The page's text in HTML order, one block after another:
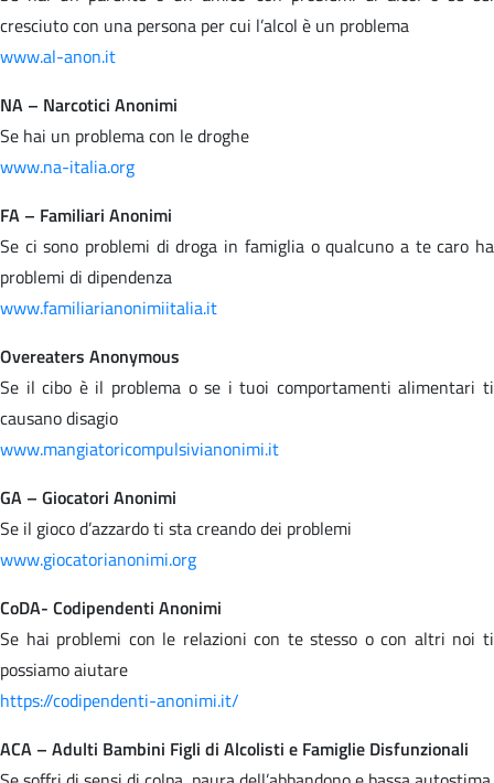
cresciuto con una persona per cui l’alcol è un problema
www.al-anon.it
NA – Narcotici Anonimi
Se hai un problema con le droghe
www.na-italia.org
FA – Familiari Anonimi
Se ci sono problemi di droga in famiglia o qualcuno a te caro ha
problemi di dipendenza
www.familiarianonimiitalia.it
Overeaters Anonymous
Se il cibo è il problema o se i tuoi comportamenti alimentari ti
causano disagio
www.mangiatoricompulsivianonimi.it
GA – Giocatori Anonimi
Se il gioco d’azzardo ti sta creando dei problemi
www.giocatorianonimi.org
CoDA- Codipendenti Anonimi
Se hai problemi con le relazioni con te stesso o con altri noi ti
possiamo aiutare
https://codipendenti-anonimi.it/
ACA – Adulti Bambini Figli di Alcolisti e Famiglie Disfunzionali